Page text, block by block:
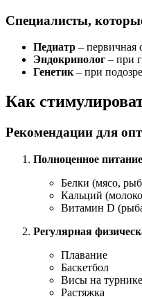
Специалисты,
Педиатр – первичная
Эндокринолог – при
Генетик – при
Как
Рекомендации для
Полноценное
Белки (мясо,
Кальций
Витамин D
Регулярная
Плавание
Баскетбол
Висы на турнике
Растяжка